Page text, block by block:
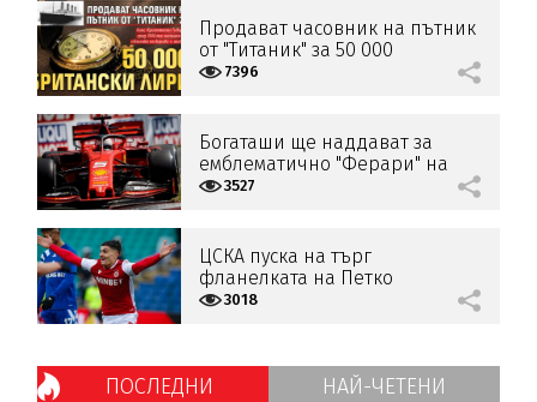
Продават часовник на пътник
от "Титаник" за 50 000
британски лири
7396
Богаташи ще наддават за
емблематично "Ферари" на
Шумахер
3527
ЦСКА пуска на търг
фланелката на Петко
Панайотов
3018
ПОСЛЕДНИ НАЙ-ЧЕТЕНИ